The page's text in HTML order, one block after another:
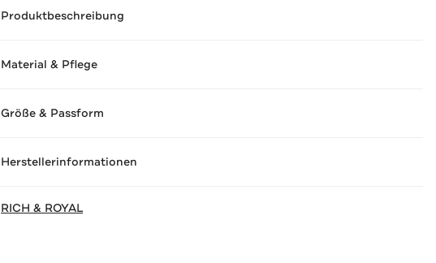
Produktbeschreibung
Material & Pflege
Größe & Passform
Herstellerinformationen
RICH & ROYAL